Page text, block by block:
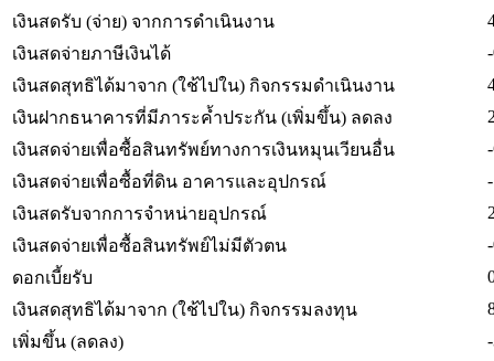
เงินสดรับ (จ่าย) จากการดำเนินงาน
เงินสดจ่ายภาษีเงินได้
เงินสดสุทธิได้มาจาก (ใช้ไปใน) กิจกรรมดำเนินงาน
เงินฝากธนาคารที่มีภาระค้ำประกัน (เพิ่มขึ้น) ลดลง
เงินสดจ่ายเพื่อซื้อสินทรัพย์ทางการเงินหมุนเวียนอื่น
เงินสดจ่ายเพื่อซื้อที่ดิน อาคารและอุปกรณ์
เงินสดรับจากการจำหน่ายอุปกรณ์
เงินสดจ่ายเพื่อซื้อสินทรัพย์ไม่มีตัวตน
ดอกเบี้ยรับ
เงินสดสุทธิได้มาจาก (ใช้ไปใน) กิจกรรมลงทุน
เพิ่มขึ้น (ลดลง)